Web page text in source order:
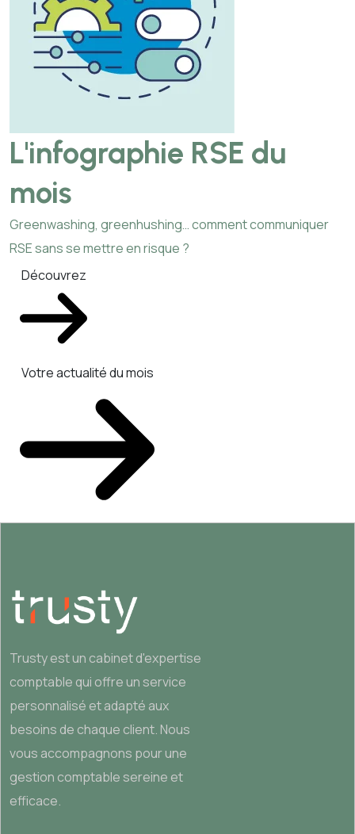
L'infographie RSE du
mois
Greenwashing, greenhushing… comment communiquer
RSE sans se mettre en risque ?
Découvrez
Votre actualité du mois
Trusty est un cabinet d'expertise
comptable qui offre un service
personnalisé et adapté aux
besoins de chaque client. Nous
vous accompagnons pour une
gestion comptable sereine et
efficace.